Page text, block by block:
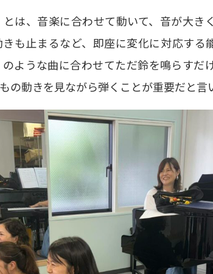
は、音楽に合わせて動いて、音が大き
も止まるなど、即座に変化に対応する
ような曲に合わせてただ鈴を鳴らすだ
の動きを見ながら弾くことが重要だと言